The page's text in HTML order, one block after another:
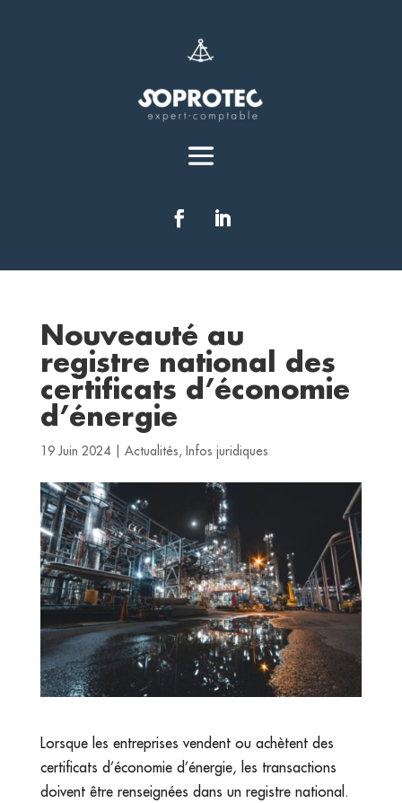
Nouveauté au
registre national des
certificats d’économie
d’énergie
19 Juin 2024| Actualités , Infos juridiques
Lorsque les entreprises vendent ou achètent des
certificats d’économie d’énergie, les transactions
doivent être renseignées dans un registre national.